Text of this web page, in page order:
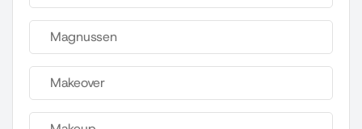
Magnussen
Makeover